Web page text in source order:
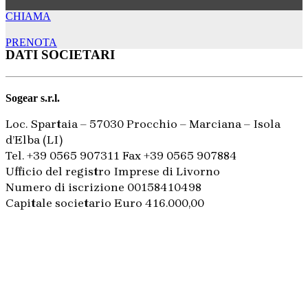
CHIAMA
PRENOTA
DATI SOCIETARI
Sogear s.r.l.
Loc. Spartaia – 57030 Procchio – Marciana – Isola
d’Elba (LI)
Tel. +39 0565 907311 Fax +39 0565 907884
Ufficio del registro Imprese di Livorno
Numero di iscrizione 00158410498
Capitale societario Euro 416.000,00